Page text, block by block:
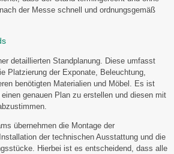
der Messe schnell und ordnungsgemäß
detaillierten Standplanung. Diese umfasst
Platzierung der Exponate, Beleuchtung,
benötigten Materialien und Möbel. Es ist
genauen Plan zu erstellen und diesen mit
übernehmen die Montage der
der technischen Ausstattung und die
Hierbei ist es entscheidend, dass alle